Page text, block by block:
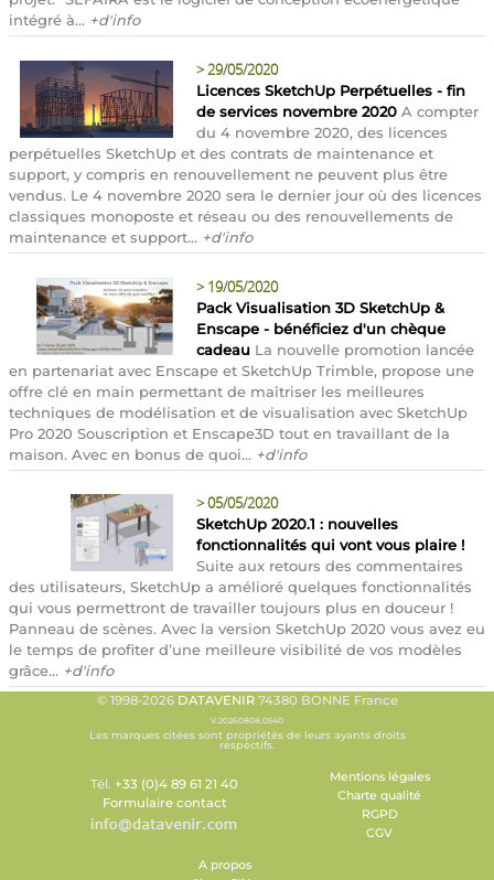
intégré à... +d'info
>29/05/2020
Licences SketchUp Perpétuelles - fin
de services novembre 2020 A compter
du 4 novembre 2020, des licences
perpétuelles SketchUp et des contrats de maintenance et
support, y compris en renouvellement ne peuvent plus être
vendus. Le 4 novembre 2020 sera le dernier jour où des licences
classiques monoposte et réseau ou des renouvellements de
maintenance et support... +d'info
> 19/05/2020
Pack Visualisation 3D SketchUp &
Enscape - bénéficiez d'un chèque
cadeau La nouvelle promotion lancée
en partenariat avec Enscape et SketchUp Trimble, propose une
offre clé en main permettant de maîtriser les meilleures
techniques de modélisation et de visualisation avec SketchUp
Pro 2020 Souscription et Enscape3D tout en travaillant de la
maison. Avec en bonus de quoi... +d'info
>05/05/2020
SketchUp 2020.1 : nouvelles
fonctionnalités qui vont vous plaire !
Suite aux retours des commentaires
des utilisateurs, SketchUp a amélioré quelques fonctionnalités
qui vous permettront de travailler toujours plus en douceur !
Panneau de scènes. Avec la version SketchUp 2020 vous avez eu
le temps de profiter d’une meilleure visibilité de vos modèles
grâce... +d'info
© 1998-2026 DATAVENIR74380 BONNE France
V.20260808.0540
Les marques citées sont propriétés de leurs ayants droits
respectifs.
Tél. +33 (0)4 89 61 21 40
Formulaire contact
Mentions légales
Charte qualité
RGPD
CGV
A propos